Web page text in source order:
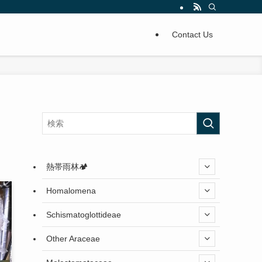
Contact Us
熱帯雨林🏕️
Homalomena
Schismatoglottideae
Other Araceae